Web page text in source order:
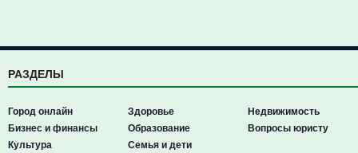
РАЗДЕЛЫ
Город онлайн
Бизнес и финансы
Культура
Здоровье
Образование
Семья и дети
Недвижимость
Вопросы юристу